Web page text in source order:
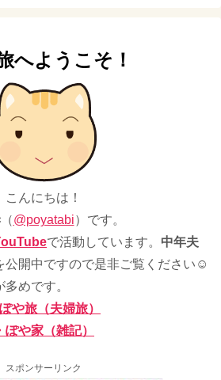
へようこそ！
こんにちは！
（@poyatabi）です。
で活動しています。 中年夫
公開中ですので是非ご覧ください☺
めです。
ぽや旅（夫婦旅）
ぽや家（雑記）
スポンサーリンク